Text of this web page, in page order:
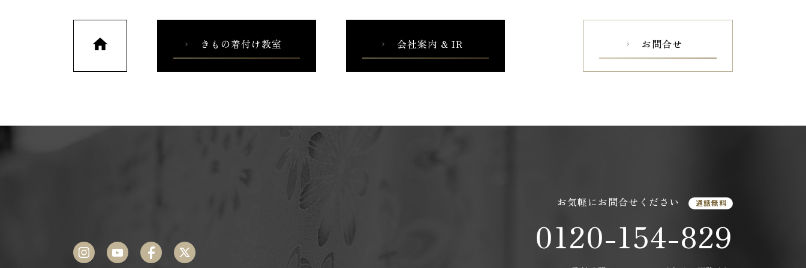
home chevron_right きもの着付け教室 chevron_right 会社案内 & IR chevron_right お問合せ
お気軽にお問合せください 通話無料
0120-154-829